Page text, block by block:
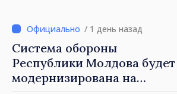
/ 1 день назад
Система обороны
Республики Молдова будет
модернизирована на